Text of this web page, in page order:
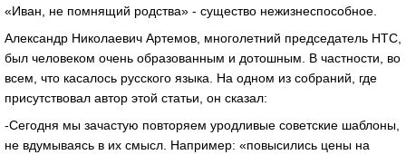
«Иван, не помнящий родства» - существо нежизнеспособное.
Александр Николаевич Артемов, многолетний председатель НТС,
был человеком очень образованным и дотошным. В частности, во
всем, что касалось русского языка. На одном из собраний, где
присутствовал автор этой статьи, он сказал:
-Сегодня мы зачастую повторяем уродливые советские шаблоны,
не вдумываясь в их смысл. Например: «повысились цены на